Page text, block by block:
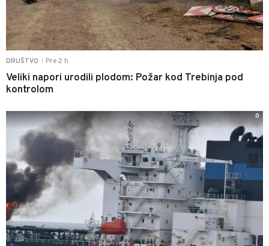
DRUŠTVO Pre 2 h
Veliki napori urodili plodom: Požar kod Trebinja pod
kontrolom
0